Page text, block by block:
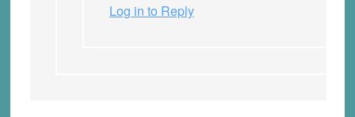
Log in to Reply